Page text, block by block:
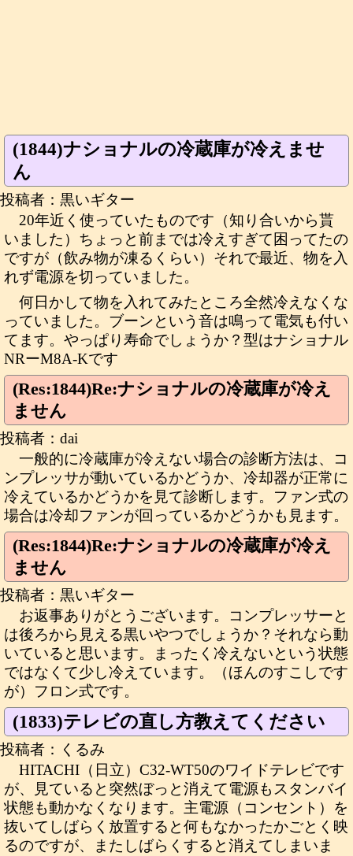
(1844)ナショナルの冷蔵庫が冷えませ
ん
投稿者：黒いギター
20年近く使っていたものです（知り合いから貰
いました）ちょっと前までは冷えすぎて困ってたの
ですが（飲み物が凍るくらい）それで最近、物を入
れず電源を切っていました。
何日かして物を入れてみたところ全然冷えなくな
っていました。ブーンという音は鳴って電気も付い
てます。やっぱり寿命でしょうか？型はナショナル
NRーM8A-Kです
(Res:1844)Re:ナショナルの冷蔵庫が冷え
ません
投稿者：dai
一般的に冷蔵庫が冷えない場合の診断方法は、コ
ンプレッサが動いているかどうか、冷却器が正常に
冷えているかどうかを見て診断します。ファン式の
場合は冷却ファンが回っているかどうかも見ます。
(Res:1844)Re:ナショナルの冷蔵庫が冷え
ません
投稿者：黒いギター
お返事ありがとうございます。コンプレッサーと
は後ろから見える黒いやつでしょうか？それなら動
いていると思います。まったく冷えないという状態
ではなくて少し冷えています。（ほんのすこしです
が）フロン式です。
(1833)テレビの直し方教えてください
投稿者：くるみ
HITACHI（日立）C32-WT50のワイドテレビです
が、見ていると突然ぼっと消えて電源もスタンバイ
状態も動かなくなります。主電源（コンセント）を
抜いてしばらく放置すると何もなかったかごとく映
るのですが、またしばらくすると消えてしまいま